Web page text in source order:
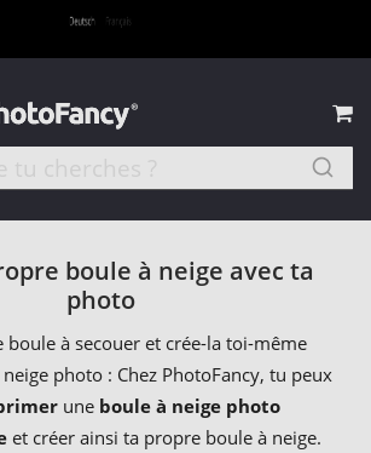
boule à neige avec ta
photo
boule à secouer et crée-la toi-même
photo : Chez PhotoFancy, tu peux
une boule à neige photo
et créer ainsi ta propre boule à neige.